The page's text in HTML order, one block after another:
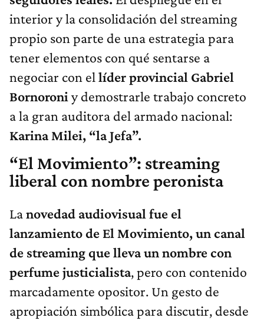
interior y la consolidación del streaming
propio son parte de una estrategia para
tener elementos con qué sentarse a
negociar con el líder provincial Gabriel
Bornoroni y demostrarle trabajo concreto
a la gran auditora del armado nacional:
Karina Milei, “la Jefa”.
“El Movimiento”: streaming
liberal con nombre peronista
Lanovedad audiovisual fue el
lanzamiento de El Movimiento, un canal
de streaming que lleva un nombre con
perfume justicialista, pero con contenido
marcadamente opositor. Un gesto de
apropiación simbólica para discutir, desde